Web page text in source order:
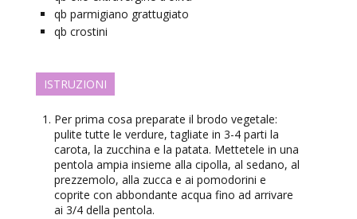
qb parmigiano grattugiato
qb crostini
ISTRUZIONI
Per prima cosa preparate il brodo vegetale:
pulite tutte le verdure, tagliate in 3-4 parti la
carota, la zucchina e la patata. Mettetele in una
pentola ampia insieme alla cipolla, al sedano, al
prezzemolo, alla zucca e ai pomodorini e
coprite con abbondante acqua fino ad arrivare
ai 3/4 della pentola.